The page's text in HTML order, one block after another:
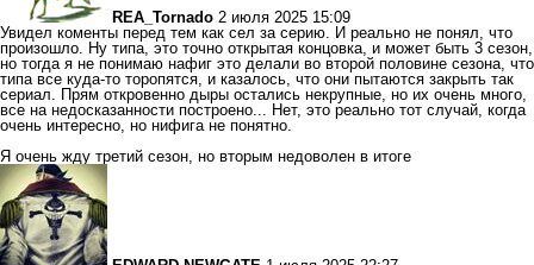
REA_Tornado 2 июля 2025 15:09
Увидел коменты перед тем как сел за серию. И реально не понял, что
произошло. Ну типа, это точно открытая концовка, и может быть 3 сезон,
но тогда я не понимаю нафиг это делали во второй половине сезона, что
типа все куда-то торопятся, и казалось, что они пытаются закрыть так
сериал. Прям откровенно дыры остались некрупные, но их очень много,
все на недосказанности построено... Нет, это реально тот случай, когда
очень интересно, но нифига не понятно.
Я очень жду третий сезон, но вторым недоволен в итоге